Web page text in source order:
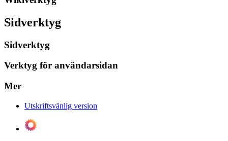
Sidverktyg
Sidverktyg
Verktyg för användarsidan
Mer
Utskriftsvänlig version